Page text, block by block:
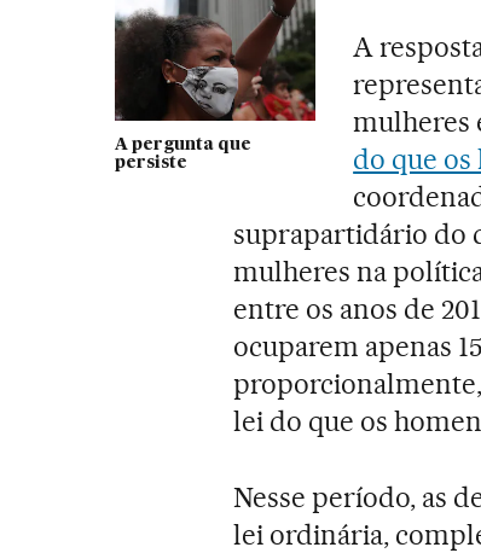
A pergunta que
persiste
A
mulheres
do que os
suprapartidário do
mulheres na
entre os anos de
ocuparem apenas
lei do que os
Nesse período, as
lei ordinária,